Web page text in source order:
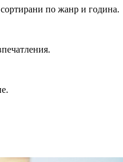
по жанр и година.